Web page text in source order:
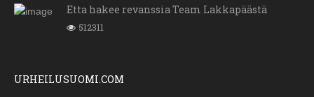
Etta hakee revanssia Team Lakkapäästä
512311
URHEILUSUOMI.COM